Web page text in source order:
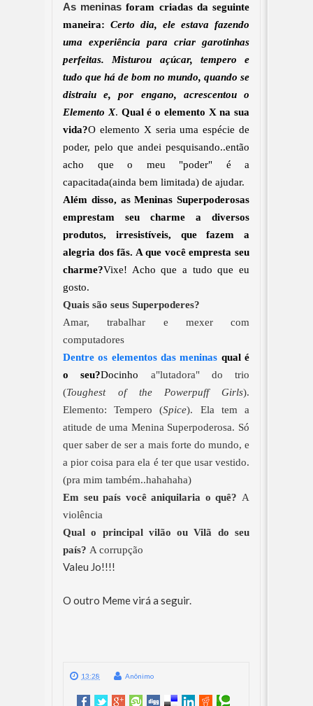
As meninasforam criadas da seguinte
maneira: Certo dia, ele estava fazendo
uma experiência para criar garotinhas
perfeitas. Misturou açúcar, tempero e
tudo que há de bom no mundo, quando se
distraiu e, por engano, acrescentou o
Elemento X. Qual é o elemento X na sua
vida?O elemento X seria uma espécie de
poder, pelo que andei pesquisando..então
acho que o meu "poder" é a
capacitada(ainda bem limitada) de ajudar.
Além disso, as Meninas Superpoderosas
emprestam seu charme a diversos
produtos, irresistíveis, que fazem a
alegria dos fãs. A que você empresta seu
charme?Vixe! Acho que a tudo que eu
gosto.
Quais são seus Superpoderes?
Amar, trabalhar e mexer com
computadores
Dentre os elementos das meninas qual é
o seu?Docinho a"lutadora" do trio
(Toughest of the Powerpuff Girls).
Elemento: Tempero (Spice). Ela tem a
atitude de uma Menina Superpoderosa. Só
quer saber de ser a mais forte do mundo, e
a pior coisa para ela é ter que usar vestido.
(pra mim também..hahahaha)
Em seu país você aniquilaria o quê? A
violência
Qual o principal vilão ou Vilã do seu
país? A corrupção
Valeu Jo!!!!
O outro Meme virá a seguir.
13:28 Anônimo